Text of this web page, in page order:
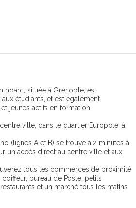
située à Grenoble, est
étudiants, et est également
jeunes actifs en formation.
ville, dans le quartier Europole, à
(lignes A et B) se trouve à 2 minutes à
un accès direct au centre ville et aux
tous les commerces de proximité
bureau de Poste, petits
et un marché tous les matins